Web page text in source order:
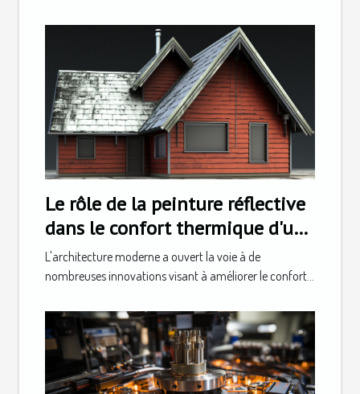
Le rôle de la peinture réflective
dans le confort thermique d'une
maison
L'architecture moderne a ouvert la voie à de
nombreuses innovations visant à améliorer le confort...